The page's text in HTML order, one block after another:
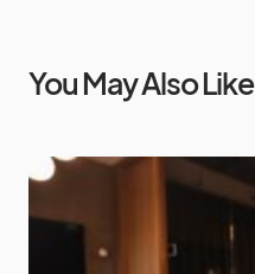
You May Also Like